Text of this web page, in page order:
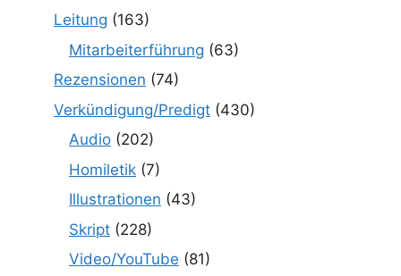
Leitung (163)
Mitarbeiterführung (63)
Rezensionen (74)
Verkündigung/Predigt (430)
Audio (202)
Homiletik (7)
Illustrationen (43)
Skript (228)
Video/YouTube (81)